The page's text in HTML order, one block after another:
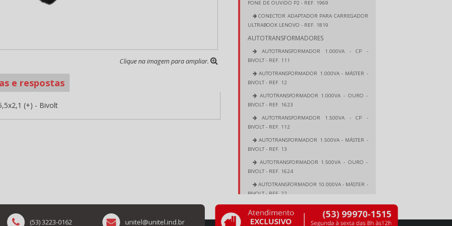
Clique na imagem para ampliar.
e respostas
(+) - Bivolt
FONE DE OUVIDO P2 - REF. 1969
CONECTOR ADAPTADOR PARA CARREGADOR
ULTRABOOK LENOVO - REF. 1819
AUTOTRANSFORMADORES
AUTOTRANSFORMADOR 1.000VA - CP -
BIVOLT - REF. 111
AUTOTRANSFORMADOR 1.000VA - MÁSTER -
BIVOLT - REF. 12
AUTOTRANSFORMADOR 1.000VA - OURO -
BIVOLT - REF. 1623
AUTOTRANSFORMADOR 1.500VA - CP -
BIVOLT - REF. 112
AUTOTRANSFORMADOR 1.500VA - MÁSTER -
BIVOLT - REF. 13
AUTOTRANSFORMADOR 1.500VA - OURO -
BIVOLT - REF. 1624
AUTOTRANSFORMADOR 10.000VA - MÁSTER -
BIVOLT - REF. 22
AUTOTRANSFORMADOR 100VA - MÁSTER -
BIVOLT - REF. 6
(53) 3223-0162 unitel@unitel.ind.br